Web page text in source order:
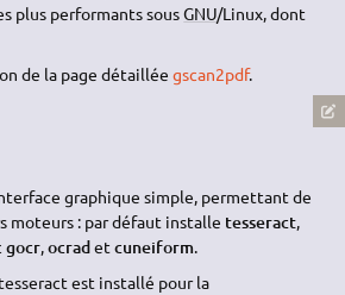
plus performants sousGNU/Linux, dont
de la page détailléegscan2pdf.
graphique simple, permettant de
moteurs : par défaut installe tesseract,
gocr,ocradetcuneiform.
est installé pour la